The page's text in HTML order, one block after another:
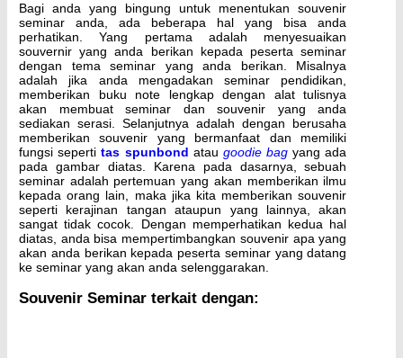
Bagi anda yang bingung untuk menentukan souvenir
seminar anda, ada beberapa hal yang bisa anda
perhatikan. Yang pertama adalah menyesuaikan
souvernir yang anda berikan kepada peserta seminar
dengan tema seminar yang anda berikan. Misalnya
adalah jika anda mengadakan seminar pendidikan,
memberikan buku note lengkap dengan alat tulisnya
akan membuat seminar dan souvenir yang anda
sediakan serasi. Selanjutnya adalah dengan berusaha
memberikan souvenir yang bermanfaat dan memiliki
fungsi sepertitas spunbond atau goodie bag yang ada
pada gambar diatas. Karena pada dasarnya, sebuah
seminar adalah pertemuan yang akan memberikan ilmu
kepada orang lain, maka jika kita memberikan souvenir
seperti kerajinan tangan ataupun yang lainnya, akan
sangat tidak cocok. Dengan memperhatikan kedua hal
diatas, anda bisa mempertimbangkan souvenir apa yang
akan anda berikan kepada peserta seminar yang datang
ke seminar yang akan anda selenggarakan.
Souvenir Seminar terkait dengan: